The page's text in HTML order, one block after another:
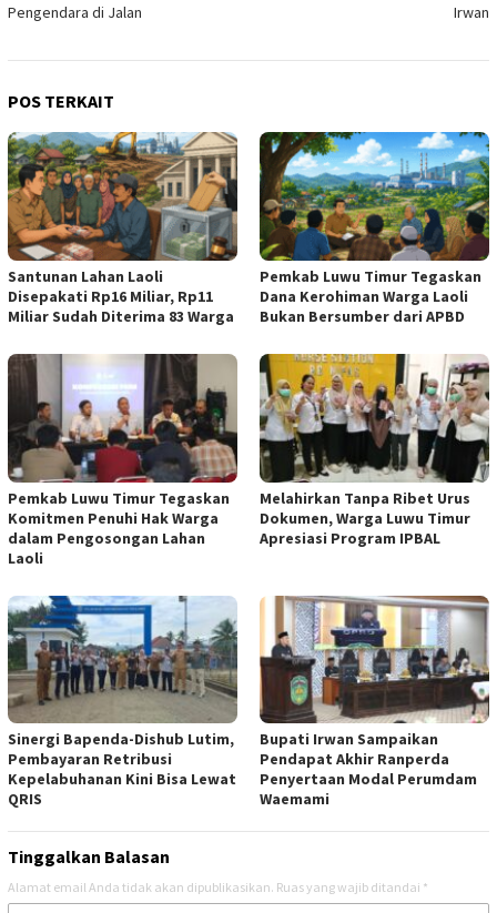
Pengendara di Jalan
Irwan
POS TERKAIT
Santunan Lahan Laoli
Disepakati Rp16 Miliar, Rp11
Miliar Sudah Diterima 83 Warga
Pemkab Luwu Timur Tegaskan
Dana Kerohiman Warga Laoli
Bukan Bersumber dari APBD
Pemkab Luwu Timur Tegaskan
Komitmen Penuhi Hak Warga
dalam Pengosongan Lahan
Laoli
Melahirkan Tanpa Ribet Urus
Dokumen, Warga Luwu Timur
Apresiasi Program IPBAL
Sinergi Bapenda-Dishub Lutim,
Pembayaran Retribusi
Kepelabuhanan Kini Bisa Lewat
QRIS
Bupati Irwan Sampaikan
Pendapat Akhir Ranperda
Penyertaan Modal Perumdam
Waemami
Tinggalkan Balasan
Alamat email Anda tidak akan dipublikasikan. Ruas yang wajib ditandai *